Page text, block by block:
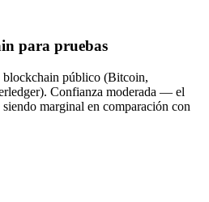
para pruebas
blockchain público (Bitcoin,
Confianza moderada — el
marginal en comparación con